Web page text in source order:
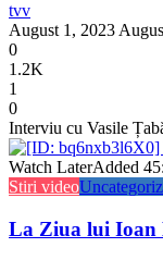
tvv
August 1, 2023
0
1.2K
1
0
Interviu cu Vasile
Watch LaterAdded
Stiri video
La Ziua lui Ioan